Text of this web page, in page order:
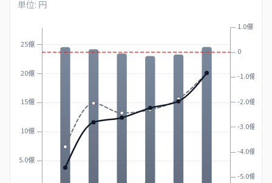
単位: 円
5.0億
10億
15億
20億
25億
-5.0億
-4.0億
-3.0億
-2.0億
-1.0億
0
1.0億